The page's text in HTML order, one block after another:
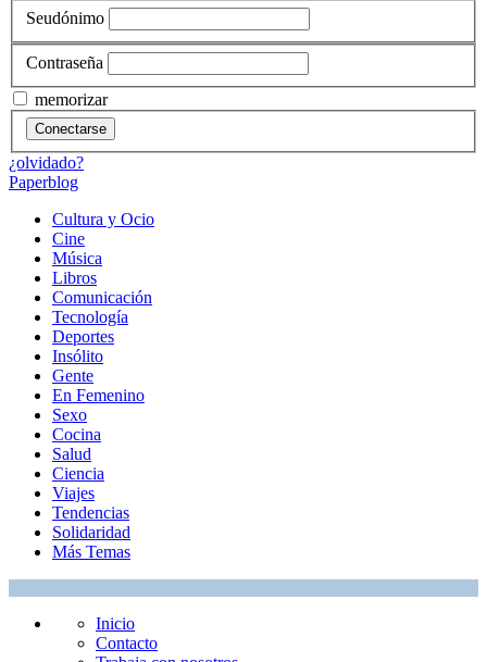
Seudónimo
Contraseña
memorizar
Conectarse
¿olvidado?
Paperblog
Cultura y Ocio
Cine
Música
Libros
Comunicación
Tecnología
Deportes
Insólito
Gente
En Femenino
Sexo
Cocina
Salud
Ciencia
Viajes
Tendencias
Solidaridad
Más Temas
Inicio
Contacto